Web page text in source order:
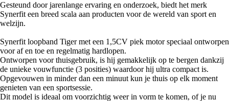
Gesteund door jarenlange ervaring en onderzoek, biedt het merk
Synerfit een breed scala aan producten voor de wereld van sport en
welzijn.
Synerfit loopband Tiger met een 1,5CV piek motor speciaal ontworpen
voor af en toe en regelmatig hardlopen.
Ontworpen voor thuisgebruik, is hij gemakkelijk op te bergen dankzij
de unieke vouwfunctie (3 posities) waardoor hij ultra compact is.
Opgevouwen in minder dan een minuut kun je thuis op elk moment
genieten van een sportsessie.
Dit model is ideaal om voorzichtig weer in vorm te komen, of je nu